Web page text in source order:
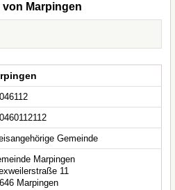
Marpingen
Gemeinde
Marpingen
11
Marpingen